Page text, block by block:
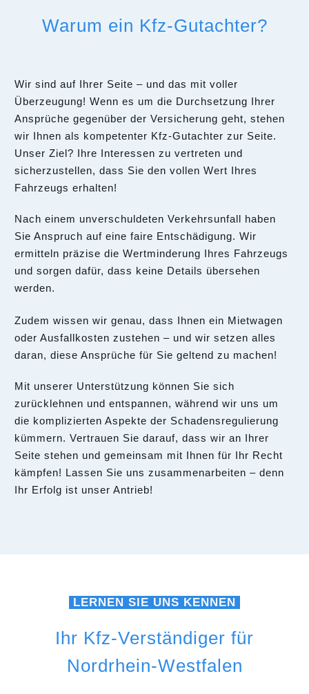
Warum ein Kfz-Gutachter?
Wir sind auf Ihrer Seite – und das mit voller
Überzeugung! Wenn es um die Durchsetzung Ihrer
Ansprüche gegenüber der Versicherung geht, stehen
wir Ihnen als kompetenter Kfz-Gutachter zur Seite.
Unser Ziel? Ihre Interessen zu vertreten und
sicherzustellen, dass Sie den vollen Wert Ihres
Fahrzeugs erhalten!
Nach einem unverschuldeten Verkehrsunfall haben
Sie Anspruch auf eine faire Entschädigung. Wir
ermitteln präzise die Wertminderung Ihres Fahrzeugs
und sorgen dafür, dass keine Details übersehen
werden.
Zudem wissen wir genau, dass Ihnen ein Mietwagen
oder Ausfallkosten zustehen – und wir setzen alles
daran, diese Ansprüche für Sie geltend zu machen!
Mit unserer Unterstützung können Sie sich
zurücklehnen und entspannen, während wir uns um
die komplizierten Aspekte der Schadensregulierung
kümmern. Vertrauen Sie darauf, dass wir an Ihrer
Seite stehen und gemeinsam mit Ihnen für Ihr Recht
kämpfen! Lassen Sie uns zusammenarbeiten – denn
Ihr Erfolg ist unser Antrieb!
LERNEN SIE UNS KENNEN
Ihr Kfz-Verständiger für
Nordrhein-Westfalen